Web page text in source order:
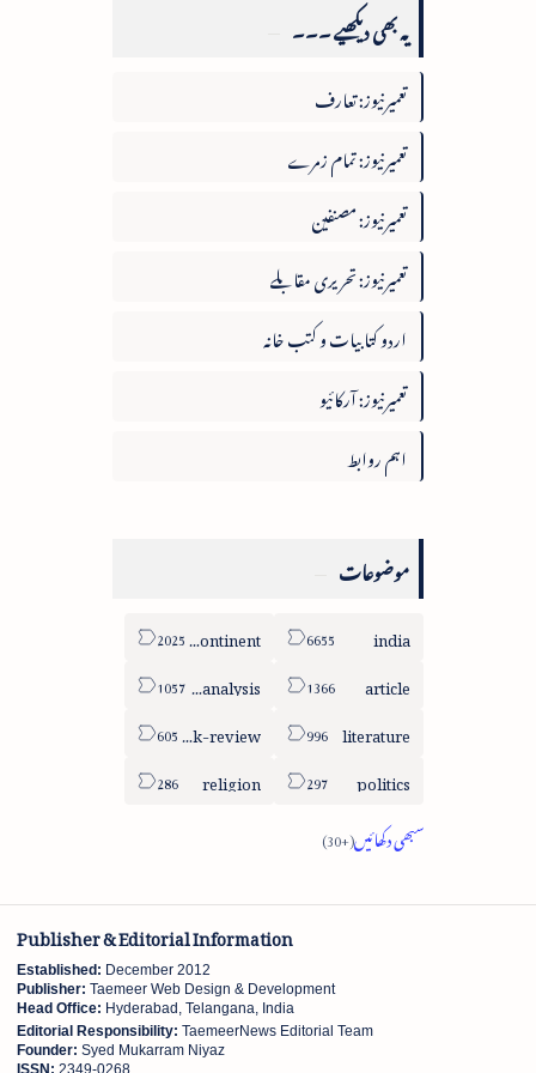
یہ بھی دیکھیے ۔۔۔
تعمیرنیوز: تعارف
تعمیرنیوز: تمام زمرے
تعمیرنیوز: مصنفین
تعمیرنیوز: تحریری مقابلے
اردو کتابیات و کتب خانہ
تعمیرنیوز: آرکائیو
اہم روابط
موضوعات
india
sub-continent
article
column-analysis
literature
book-review
politics
religion
Publisher & Editorial Information
Established: December 2012
Publisher: Taemeer Web Design & Development
Head Office: Hyderabad, Telangana, India
Editorial Responsibility: TaemeerNews Editorial Team
Founder: Syed Mukarram Niyaz